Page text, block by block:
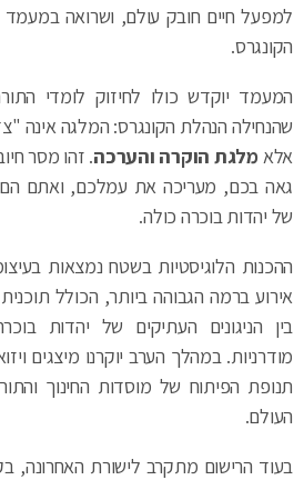
למפעל חיים חובק עולם, ושרואה
הקונגרס.
המעמד יוקדש כולו לחיזוק לומדי
שהנחילה הנהלת הקונגרס: המלגה
אלא מלגת הוקרה והערכה. זהו מסר
גאה בכם, מעריכה את עמלכם, ואתם
של יהדות בוכרה כולה.
ההכנות הלוגיסטיות בשטח נמצאות
אירוע ברמה הגבוהה ביותר, הכולל
בין הניגונים העתיקים של יהדות
מודרניות. במהלך הערב יוקרנו מיצגים
תנופת הפיתוח של מוסדות החינוך
העולם.
בעוד הרישום מתקרב לישורת האחרונה,